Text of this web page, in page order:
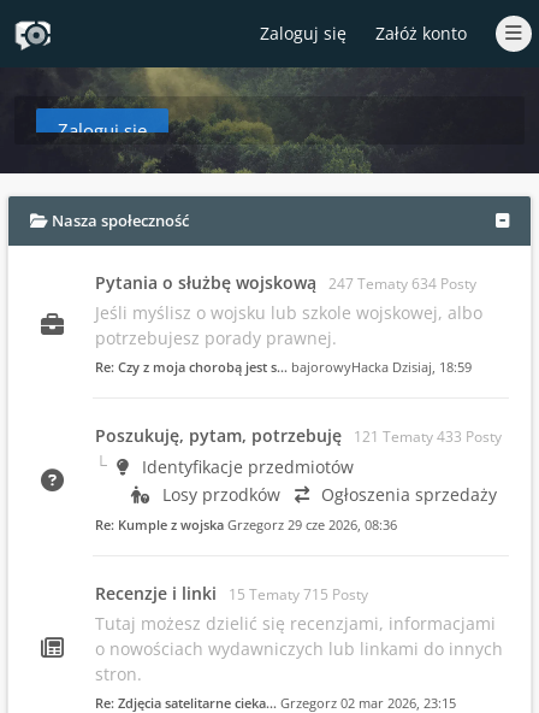
Zaloguj się Załóż konto
Zaloguj się
aby zobaczyć w tym miejscu podsumowanie najnowszych wpisów od
Nasza społeczność
Pytania o służbę wojskową 247 Tematy 634 Posty
Jeśli myślisz o wojsku lub szkole wojskowej, albo
potrzebujesz porady prawnej.
Re: Czy z moja chorobą jest s… bajorowyHacka Dzisiaj, 18:59
Poszukuję, pytam, potrzebuję 121 Tematy 433 Posty
Identyfikacje przedmiotów
Losy przodków
Ogłoszenia sprzedaży
Re: Kumple z wojska Grzegorz 29 cze 2026, 08:36
Recenzje i linki 15 Tematy 715 Posty
Tutaj możesz dzielić się recenzjami, informacjami
o nowościach wydawniczych lub linkami do innych
stron.
Re: Zdjęcia satelitarne cieka… Grzegorz 02 mar 2026, 23:15